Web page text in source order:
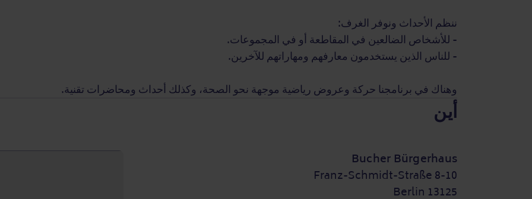
ننظم الأحداث ونوفر الغرف:
- للأشخاص الضالعين في المقاطعة أو في المجموعات.
- للناس الذين يستخدمون معارفهم ومهاراتهم للآخرين.
وهناك في برنامجنا حركة وعروض رياضية موجهة نحو الصحة، وكذلك أحداث ومحاضرات تقنية.
أين
Bucher Bürgerhaus
Franz-Schmidt-Straße 8-10
13125 Berlin